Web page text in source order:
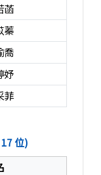
菡
蓁
喬
妤
菲
位)